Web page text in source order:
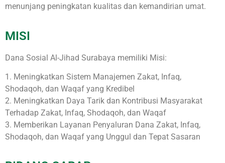
menunjang peningkatan kualitas dan kemandirian umat.
MISI
Dana Sosial Al-Jihad Surabaya memiliki Misi:
1. Meningkatkan Sistem Manajemen Zakat, Infaq,
Shodaqoh, dan Waqaf yang Kredibel
2. Meningkatkan Daya Tarik dan Kontribusi Masyarakat
Terhadap Zakat, Infaq, Shodaqoh, dan Waqaf
3. Memberikan Layanan Penyaluran Dana Zakat, Infaq,
Shodaqoh, dan Waqaf yang Unggul dan Tepat Sasaran